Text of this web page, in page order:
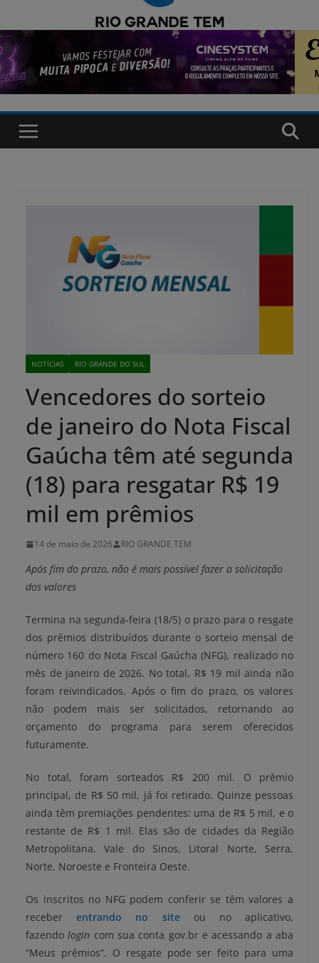
NOTÍCIAS RIO GRANDE DO SUL
Vencedores do sorteio
de janeiro do Nota Fiscal
Gaúcha têm até segunda
(18) para resgatar R$ 19
mil em prêmios
14 de maio de 2026 RIO GRANDE TEM
Após fim do prazo, não é mais possível fazer a solicitação
dos valores
Termina na segunda-feira (18/5) o prazo para o resgate
dos prêmios distribuídos durante o sorteio mensal de
número 160 do Nota Fiscal Gaúcha (NFG), realizado no
mês de janeiro de 2026. No total, R$ 19 mil ainda não
foram reivindicados. Após o fim do prazo, os valores
não podem mais ser solicitados, retornando ao
orçamento do programa para serem oferecidos
futuramente.
No total, foram sorteados R$ 200 mil. O prêmio
principal, de R$ 50 mil, já foi retirado. Quinze pessoas
ainda têm premiações pendentes: uma de R$ 5 mil, e o
restante de R$ 1 mil. Elas são de cidades da Região
Metropolitana, Vale do Sinos, Litoral Norte, Serra,
Norte, Noroeste e Fronteira Oeste.
Os inscritos no NFG podem conferir se têm valores a
receberentrando no siteou no aplicativo,
fazendologin com sua conta gov.br e acessando a aba
“Meus prêmios”. O resgate pode ser feito para uma